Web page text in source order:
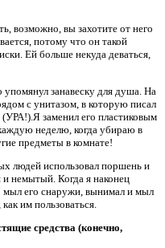
возможно, вы захотите от него
потому что он такой
Ей больше некуда деваться,
занавеску для душа. На
с унитазом, в которую писал
заменил его пластиковым
неделю, когда убираю в
предметы в комнате!
людей использовал поршень и
и немытый. Когда я наконец
мыл его снаружи, вынимал и мыл
им пользоваться.
средства (конечно,